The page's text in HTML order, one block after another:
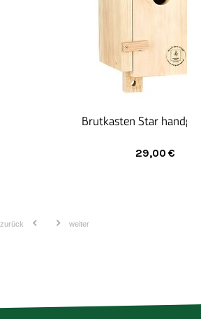
Tätigkeit. Der Sozialdienst
die Beschäftigten während des
bei besonderen Problemlagen.
Star handgemacht
zurück weiter